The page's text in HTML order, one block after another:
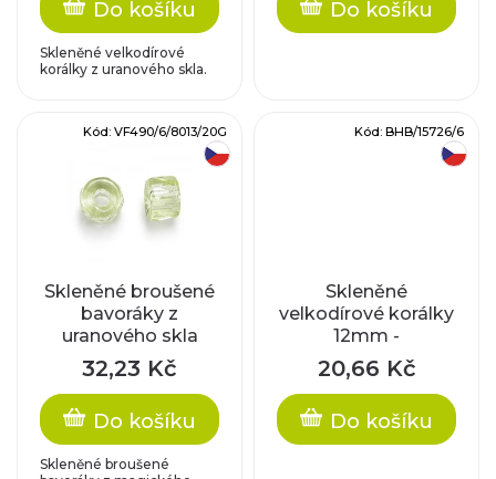
Do košíku
Skleněné velkodírové
korálky z uranového skla.
Do košíku
Skleněné broušené
bavoráky z
uranového skla
32,23 Kč
Do košíku
Skleněné broušené
Kód: VF490/6/8013/20G
Skleněné
velkodírové korálky
12mm -
ametyst/pokov
20,66 Kč
Do košíku
Kód: BHB/15726/6